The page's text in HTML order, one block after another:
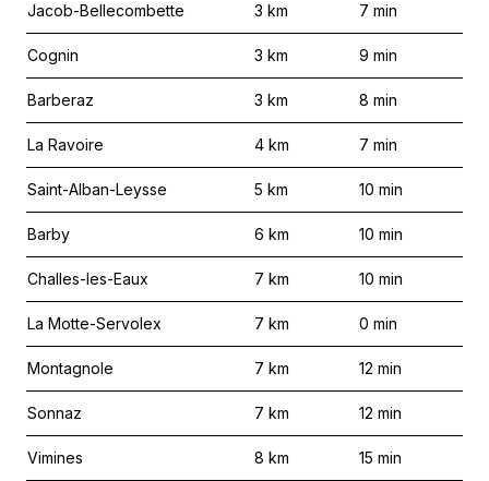
Jacob-Bellecombette 3 km 7 min
Cognin 3 km 9 min
Barberaz 3 km 8 min
La Ravoire 4 km 7 min
Saint-Alban-Leysse 5 km 10 min
Barby 6 km 10 min
Challes-les-Eaux 7 km 10 min
La Motte-Servolex 7 km 0 min
Montagnole 7 km 12 min
Sonnaz 7 km 12 min
Vimines 8 km 15 min